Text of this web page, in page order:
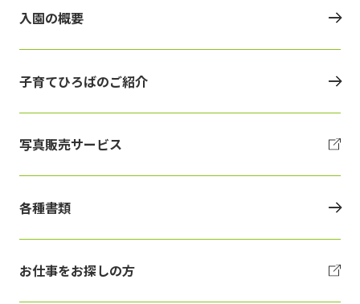
入園の概要
子育てひろばのご紹介
写真販売サービス
各種書類
お仕事をお探しの方